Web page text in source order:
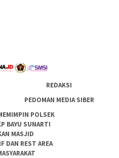
REDAKSI
PEDOMAN MEDIA SIBER
POLSEK
BAYU SUNARTI
MASJID
DAN REST AREA